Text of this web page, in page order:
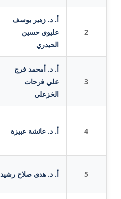
2
أ. د. زهير يوسف
عليوي حسين
الحيدري
3
أ. د. أمحمد فرج
علي فرحات
الخزعلي
4 أ. د. عائشة عبيزة
5 أ. د. هدى صلاح رشيد